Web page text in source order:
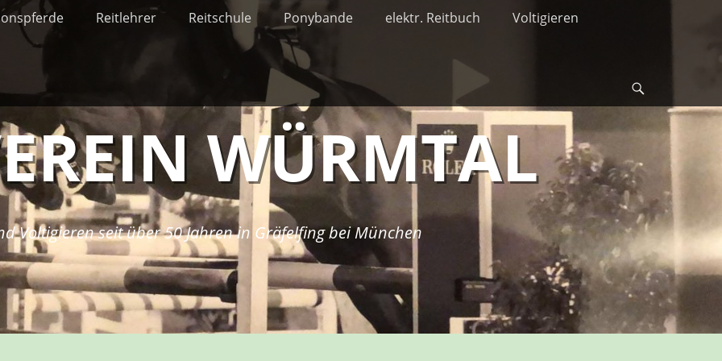
Reitlehrer Reitschule Ponybande elektr. Reitbuch
Voltigieren
WÜRMTAL
Voltigieren seit über 50 Jahren in Gräfelfing bei München